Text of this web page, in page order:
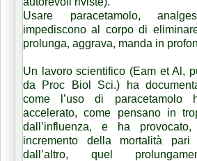
Usare paracetamolo,
impediscono al corpo di
prolunga, aggrava, manda in
Un lavoro scientifico (Eam et Al,
da Proc Biol Sci.) ha
come l’uso di paracetamolo
accelerato, come pensano in
dall’influenza, e ha
incremento della mortalità
dall’altro, quel